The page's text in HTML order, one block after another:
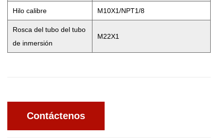
Hilo calibre M10X1/NPT1/8
Rosca del tubo del tubo
de inmersión
M22X1
Contáctenos